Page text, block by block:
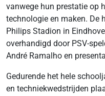
vanwege hun prestatie op
technologie en maken. De
Philips Stadion in
overhandigd door PSV-
André Ramalho en
Gedurende het hele
en techniekwedstrijden